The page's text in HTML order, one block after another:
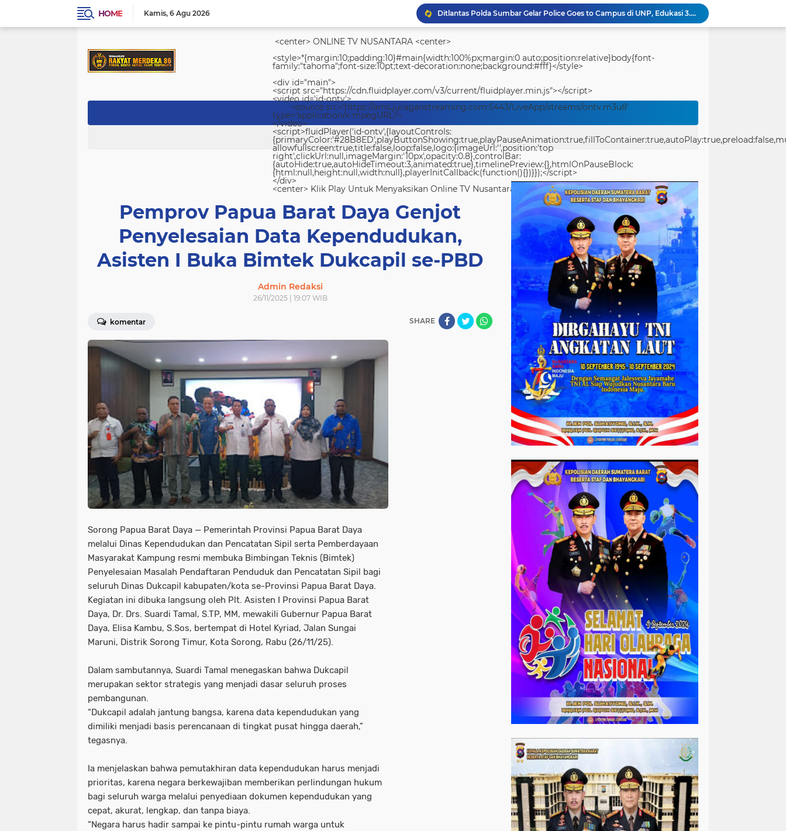
HOME Kamis 6 Agu 2026
Polresta Padang Dirikan Posko Kesehatan Lapangan, Berikan Layanan Medis Gratis bagi Warga Terdampak Bencana
Usut Pungli SMAN 3 Painan: Kasus Harus Diusut Tuntas Tanpa Pandang Bulu, Kejari Pessel Didesak Jaga Integritas
Polwan Polresta Padang Gelar Trauma Healing untuk Anak-Anak Korban Banjir di Surau Gadang
Ditlantas Polda Sumbar Gelar Police Goes to Campus di UNP, Edukasi 3.000 Mahasiswa Baru Tertib Berlalu Lintas
<center> ONLINE TV NUSANTARA <center>
<style>*{margin:10;padding:10}#main{width:100%px;margin:0 auto;position:relative}body{font-
family:"tahoma";font-size:10pt;text-decoration:none;background:#fff}</style>
<div id="main">
<script src="https://cdn.fluidplayer.com/v3/current/fluidplayer.min.js"></script>
<video id='id-ontv'>
<source src='https://ams.juraganstreaming.com:5443/LiveApp/streams/ontv.m3u8'
type='application/x-mpegURL'/>
</video>
<script>fluidPlayer('id-ontv',{layoutControls:
allowfullscreen:true,title:false,loop:false,logo:{imageUrl:'',position:'top
right',clickUrl:null,imageMargin:'10px',opacity:0.8},controlBar:
{autoHide:true,autoHideTimeout:3,animated:true},timelinePreview:{},htmlOnPauseBlock:
{html:null,height:null,width:null},playerInitCallback:(function(){})}});</script>
</div>
<center> Klik Play Untuk Menyaksikan Online TV Nusantara <center>
Pemprov Papua Barat Daya Genjot
Penyelesaian Data Kependudukan,
Asisten I Buka Bimtek Dukcapil se-PBD
Admin Redaksi
26/11/2025 | 19:07 WIB
komentar SHARE
Sorong Papua Barat Daya — Pemerintah Provinsi Papua Barat Daya
melalui Dinas Kependudukan dan Pencatatan Sipil serta Pemberdayaan
Masyarakat Kampung resmi membuka Bimbingan Teknis (Bimtek)
Penyelesaian Masalah Pendaftaran Penduduk dan Pencatatan Sipil bagi
seluruh Dinas Dukcapil kabupaten/kota se-Provinsi Papua Barat Daya.
Kegiatan ini dibuka langsung oleh Plt. Asisten I Provinsi Papua Barat
Daya, Dr. Drs. Suardi Tamal, S.TP, MM, mewakili Gubernur Papua Barat
Daya, Elisa Kambu, S.Sos, bertempat di Hotel Kyriad, Jalan Sungai
Maruni, Distrik Sorong Timur, Kota Sorong, Rabu (26/11/25).
Dalam sambutannya, Suardi Tamal menegaskan bahwa Dukcapil
merupakan sektor strategis yang menjadi dasar seluruh proses
pembangunan.
“Dukcapil adalah jantung bangsa, karena data kependudukan yang
dimiliki menjadi basis perencanaan di tingkat pusat hingga daerah,”
tegasnya.
Ia menjelaskan bahwa pemutakhiran data kependudukan harus menjadi
prioritas, karena negara berkewajiban memberikan perlindungan hukum
bagi seluruh warga melalui penyediaan dokumen kependudukan yang
cepat, akurat, lengkap, dan tanpa biaya.
“Negara harus hadir sampai ke pintu-pintu rumah warga untuk